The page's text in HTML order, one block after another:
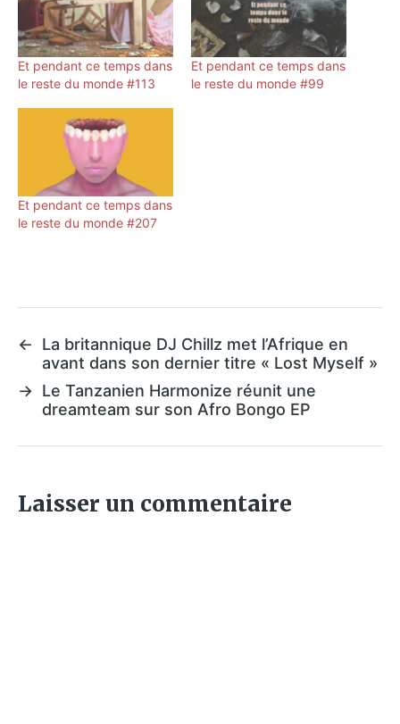
Et pendant ce temps dans
le reste du monde #113
Et pendant ce temps dans
le reste du monde #99
Et pendant ce temps dans
le reste du monde #207
←
La britannique DJ Chillz met l’Afrique en
avant dans son dernier titre « Lost Myself »
→ Le Tanzanien Harmonize réunit une
dreamteam sur son Afro Bongo EP
Laisser un commentaire